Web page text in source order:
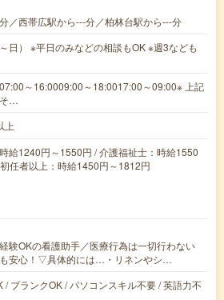
／西帯広駅から---分／柏林台駅から---分
日） ※平日のみなどの相談もOK ※週3なども
07:00～16:0009:00～18:0017:00～09:00※ 上記
…
上
給1240円～1550円 / 介護福祉士：時給1550
任者以上：時給1450円～1812円
験OKの看護助手／医療行為は一切行わない
安心！▽具体的には…・リネンやシ…
/ ブランクOK / パソコンスキル不要 / 英語力不